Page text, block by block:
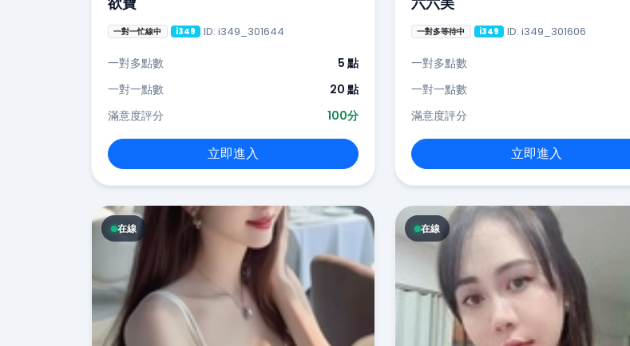
一對一忙線中 i349 ID: i349_301644
一對多點數
5 點
一對一點數
20 點
滿意度評分
100分
立即進入
一對多等待中 i349 ID: i349_301606
一對多點數
一對一點數
滿意度評分
立即進入
在線 在線